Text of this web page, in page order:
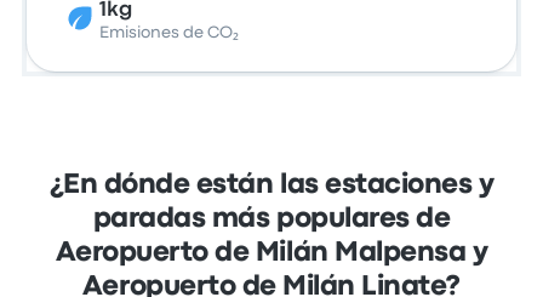
1kg
Emisiones de CO₂
¿En dónde están las estaciones y
paradas más populares de
Aeropuerto de Milán Malpensa y
Aeropuerto de Milán Linate?